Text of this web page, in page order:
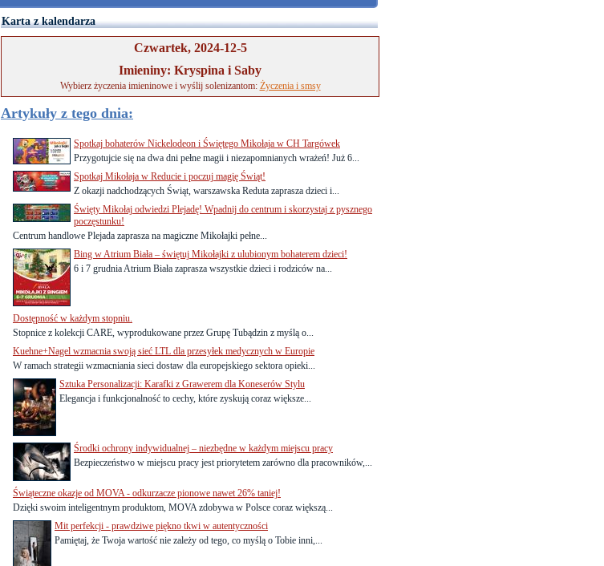
Karta z kalendarza
Czwartek, 2024-12-5
Imieniny: Kryspina i Saby
Wybierz życzenia imieninowe i wyślij solenizantom: Życzenia i smsy
Artykuły z tego dnia:
Spotkaj bohaterów Nickelodeon i Świętego Mikołaja w CH Targówek
Przygotujcie się na dwa dni pełne magii i niezapomnianych wrażeń! Już 6...
Spotkaj Mikołaja w Reducie i poczuj magię Świąt!
Z okazji nadchodzących Świąt, warszawska Reduta zaprasza dzieci i...
Święty Mikołaj odwiedzi Plejadę! Wpadnij do centrum i skorzystaj z pysznego
poczęstunku!
Centrum handlowe Plejada zaprasza na magiczne Mikołajki pełne...
Bing w Atrium Biała – świętuj Mikołajki z ulubionym bohaterem dzieci!
6 i 7 grudnia Atrium Biała zaprasza wszystkie dzieci i rodziców na...
Dostępność w każdym stopniu.
Stopnice z kolekcji CARE, wyprodukowane przez Grupę Tubądzin z myślą o...
Kuehne+Nagel wzmacnia swoją sieć LTL dla przesyłek medycznych w Europie
W ramach strategii wzmacniania sieci dostaw dla europejskiego sektora opieki...
Sztuka Personalizacji: Karafki z Grawerem dla Koneserów Stylu
Elegancja i funkcjonalność to cechy, które zyskują coraz większe...
Środki ochrony indywidualnej – niezbędne w każdym miejscu pracy
Bezpieczeństwo w miejscu pracy jest priorytetem zarówno dla pracowników,...
Świąteczne okazje od MOVA - odkurzacze pionowe nawet 26% taniej!
Dzięki swoim inteligentnym produktom, MOVA zdobywa w Polsce coraz większą...
Mit perfekcji - prawdziwe piękno tkwi w autentyczności
Pamiętaj, że Twoja wartość nie zależy od tego, co myślą o Tobie inni,...